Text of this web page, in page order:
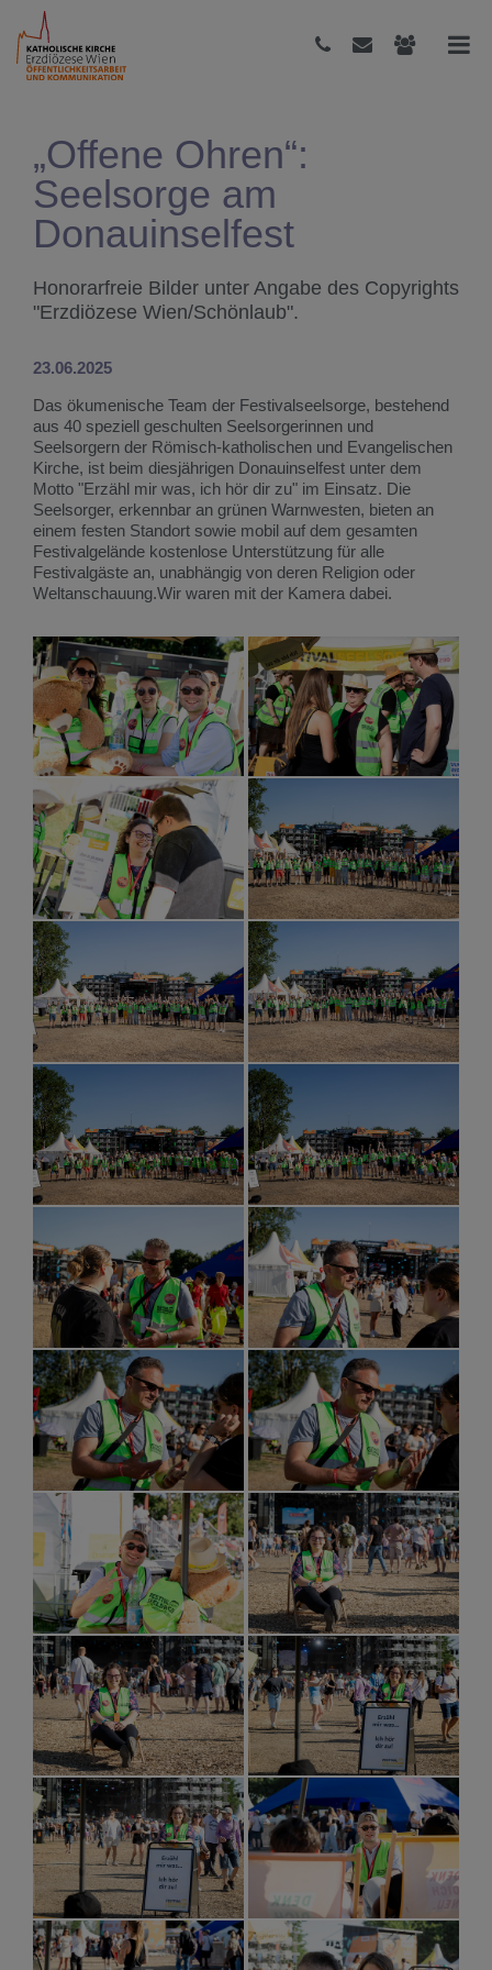
„Offene Ohren“:
Seelsorge am
Donauinselfest
Honorarfreie Bilder unter Angabe des Copyrights
"Erzdiözese Wien/Schönlaub".
23.06.2025
Das ökumenische Team der Festivalseelsorge, bestehend
aus 40 speziell geschulten Seelsorgerinnen und
Seelsorgern der Römisch-katholischen und Evangelischen
Kirche, ist beim diesjährigen Donauinselfest unter dem
Motto "Erzähl mir was, ich hör dir zu" im Einsatz. Die
Seelsorger, erkennbar an grünen Warnwesten, bieten an
einem festen Standort sowie mobil auf dem gesamten
Festivalgelände kostenlose Unterstützung für alle
Festivalgäste an, unabhängig von deren Religion oder
Weltanschauung.Wir waren mit der Kamera dabei.